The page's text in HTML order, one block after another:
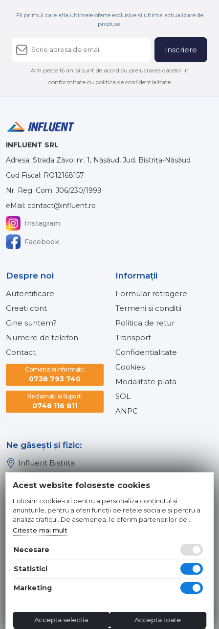
Fii primul care afla ultimele oferte exclusive și ultima actualizare de
produse.
Inscriere
Am peste 16 ani si sunt de acord cu prelucrarea datelor in
conformitate cu politica de confidentialitate
INFLUENT SRL
Adresa: Strada Zăvoi nr. 1, Năsăud, Jud. Bistrița-Năsăud
Cod Fiscal: RO12168157
Nr. Reg. Com: J06/230/1999
eMail: contact@influent.ro
Instagram
Facebook
Despre noi
Autentificare
Creati cont
Cine suntem?
Numere de telefon
Contact
Comenzi si informatii:
0738 793 740
Reclamatii si Suport:
0748 116 811
Informaţii
Formular retragere
Termeni si conditii
Politica de retur
Transport
Confidentialitate
Cookies
Modalitate plata
SOL
ANPC
Ne găsești și fizic:
Influent Bistrița
Influent Dej
© 2026 INFLUENT SRL
Toate preturile sunt exprimate in lei si includ tva. Ofertele sunt
Hosted byNameBox
Acest website foloseste cookies
Folosim cookie-uri pentru a personaliza conținutul și
anunțurile, pentru a oferi funcții de rețele sociale și pentru a
analiza traficul. De asemenea, le oferim partenerilor de
rețele sociale, de publicitate și de analize informații cu privire
la modul în care folosiți site-ul nostru. Aceștia le pot combina
cu alte informații oferite de dvs. sau culese în urma folosirii
Citeste mai mult
Necesare
Statistici
Marketing
Accepta selectia Accepta toate